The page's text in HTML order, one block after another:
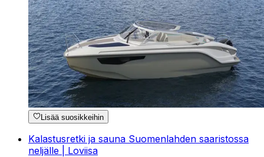
Lisää suosikkeihin
Kalastusretki ja sauna Suomenlahden saaristossa
neljälle | Loviisa